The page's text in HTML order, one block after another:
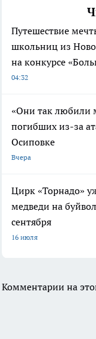
Путешествие
школьниц из
на конкурсе
04:32
«Они так любили
погибших из-за
Осиповке
Вчера
Цирк «Торнадо»
медведи на
сентября
16 июля
Комментарии на